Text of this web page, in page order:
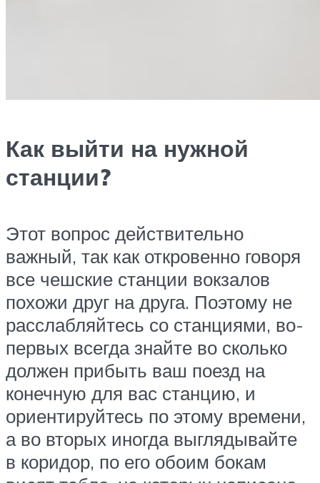
Как выйти на нужной
станции?
Этот вопрос действительно
важный, так как откровенно говоря
все чешские станции вокзалов
похожи друг на друга. Поэтому не
расслабляйтесь со станциями, во-
первых всегда знайте во сколько
должен прибыть ваш поезд на
конечную для вас станцию, и
ориентируйтесь по этому времени,
а во вторых иногда выглядывайте
в коридор, по его обоим бокам